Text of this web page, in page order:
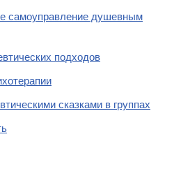
самоуправление душевным
подходов
сказками в группах